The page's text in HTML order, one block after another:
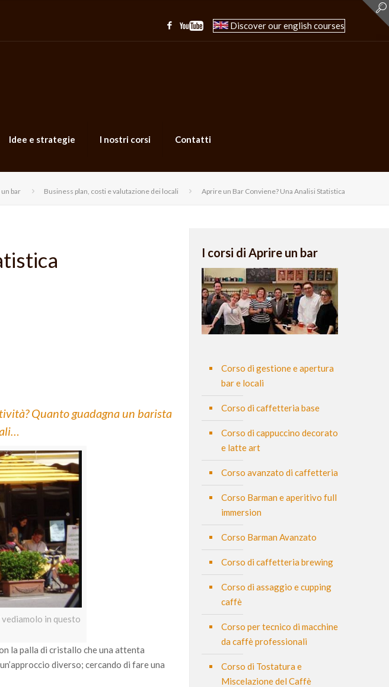
Discover our english courses
Idee e strategie I nostri corsi Contatti
bar Business plan, costi e valutazione dei locali Aprire un Bar Conviene? Una Analisi Statistica
Quanto guadagna un barista
in questo
la palla di cristallo che una attenta
diverso; cercando di fare una
I corsi di Aprire un bar
Corso di gestione e apertura
bar e locali
Corso di caffetteria base
Corso di cappuccino decorato
e latte art
Corso avanzato di caffetteria
Corso Barman e aperitivo full
immersion
Corso Barman Avanzato
Corso di caffetteria brewing
Corso di assaggio e cupping
caffè
Corso per tecnico di macchine
da caffè professionali
Corso di Tostatura e
Miscelazione del Caffè